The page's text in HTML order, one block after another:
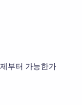
부터 가능한가